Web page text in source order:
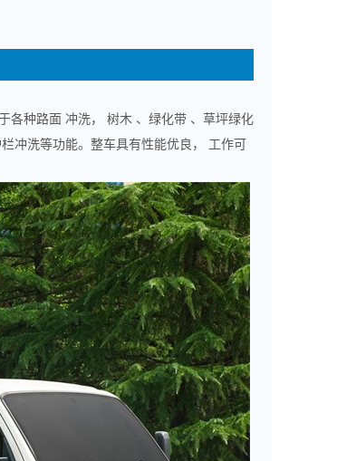
各种路面 冲洗， 树木 、绿化带 、草坪绿化
冲洗等功能。整车具有性能优良， 工作可